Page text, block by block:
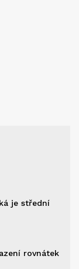
je střední
rovnátek